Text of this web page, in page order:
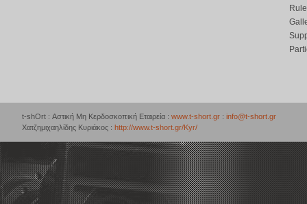
t-shOrt : Αστική Μη Κερδοσκοπική Εταιρεία : www.t-short.gr : info@t-short.gr
Χατζημιχαηλίδης Κυριάκος : http://www.t-short.gr/Kyr/